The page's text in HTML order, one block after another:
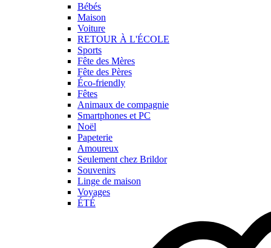
Bébés
Maison
Voiture
RETOUR À L'ÉCOLE
Sports
Fête des Mères
Fête des Pères
Éco-friendly
Fêtes
Animaux de compagnie
Smartphones et PC
Noël
Papeterie
Amoureux
Seulement chez Brildor
Souvenirs
Linge de maison
Voyages
ÉTÉ